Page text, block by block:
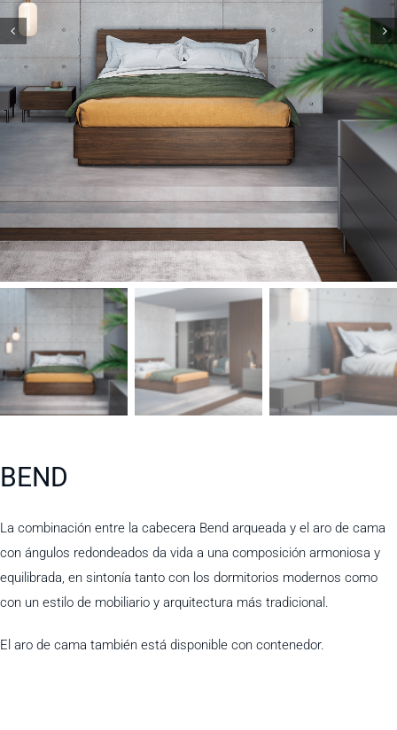
BEND
La combinación entre la cabecera Bend arqueada y el aro de cama
con ángulos redondeados da vida a una composición armoniosa y
equilibrada, en sintonía tanto con los dormitorios modernos como
con un estilo de mobiliario y arquitectura más tradicional.
El aro de cama también está disponible con contenedor.